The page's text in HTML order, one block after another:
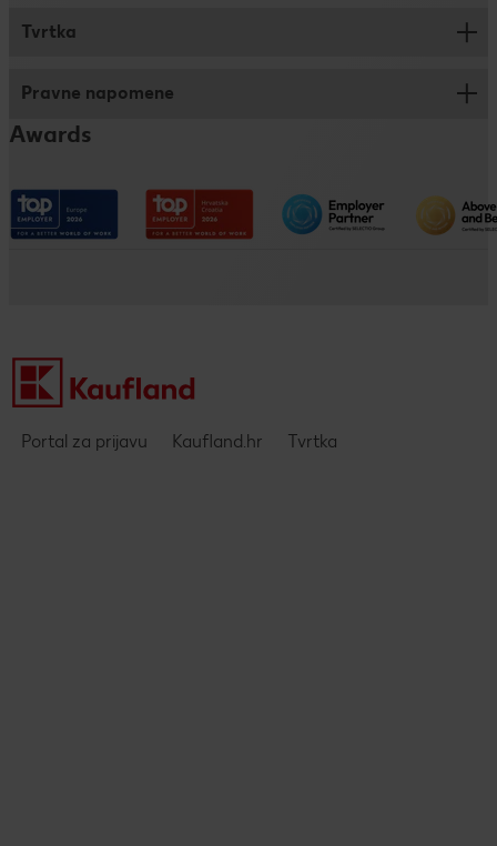
Savjeti za prijavu
Dualno i klasično obrazovanje
Tvrtka
Kronika
Kaufland na društvenim mrežama
Društveno odgovorno poslovanje
Kaufland kao poslodavac
Pravne napomene
Impressum
Awards
Portal za prijavu Kaufland.hr Tvrtka